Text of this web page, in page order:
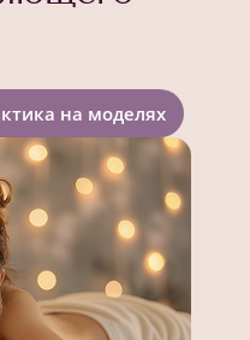
на моделях